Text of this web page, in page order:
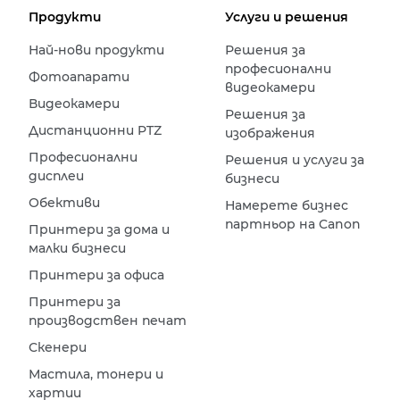
Продукти
Най-нови продукти
Фотоапарати
Видеокамери
Дистанционни PTZ
Професионални
дисплеи
Обективи
Принтери за дома и
малки бизнеси
Принтери за офиса
Принтери за
производствен печат
Скенери
Мастила, тонери и
хартии
Услуги и решения
Решения за
професионални
видеокамери
Решения за
изображения
Решения и услуги за
бизнеси
Намерете бизнес
партньор на Canon